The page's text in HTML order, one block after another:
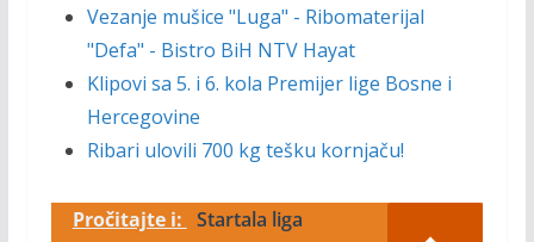
Vezanje mušice "Luga" - Ribomaterijal
"Defa" - Bistro BiH NTV Hayat
Klipovi sa 5. i 6. kola Premijer lige Bosne i
Hercegovine
Ribari ulovili 700 kg tešku kornjaču!
Pročitajte i: Startala liga